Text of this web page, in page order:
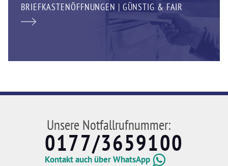
BRIEFKASTENÖFFNUNGEN | GÜNSTIG & FAIR
Unsere Notfallrufnummer:
0177/3659100
Kontakt auch über WhatsApp